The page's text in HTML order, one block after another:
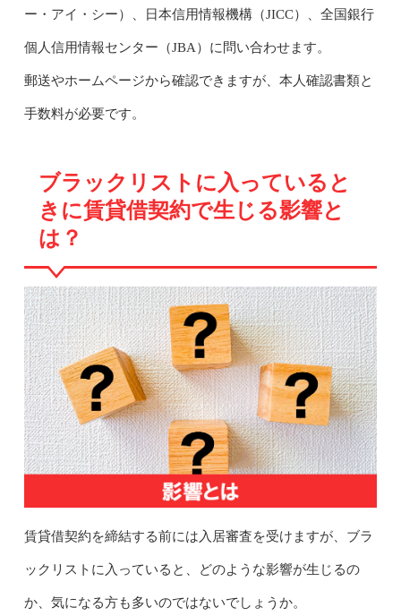
ー・アイ・シー）、日本信用情報機構（JICC）、全国銀行
個人信用情報センター（JBA）に問い合わせます。
郵送やホームページから確認できますが、本人確認書類と
手数料が必要です。
ブラックリストに入っていると
きに賃貸借契約で生じる影響と
は？
賃貸借契約を締結する前には入居審査を受けますが、ブラ
ックリストに入っていると、どのような影響が生じるの
か、気になる方も多いのではないでしょうか。